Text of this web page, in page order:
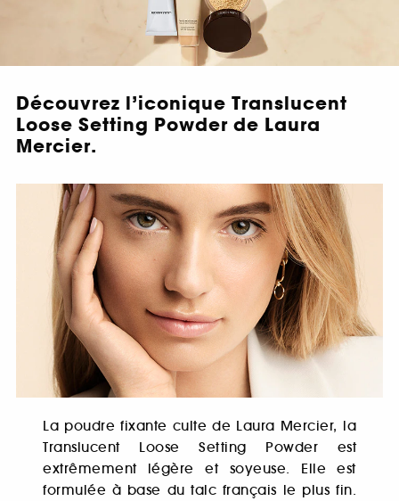
Découvrez l’iconique Translucent
Loose Setting Powder de Laura
Mercier.
La poudre fixante culte de Laura Mercier, la
Translucent Loose Setting Powder est
extrêmement légère et soyeuse. Elle est
formulée à base du talc français le plus fin.